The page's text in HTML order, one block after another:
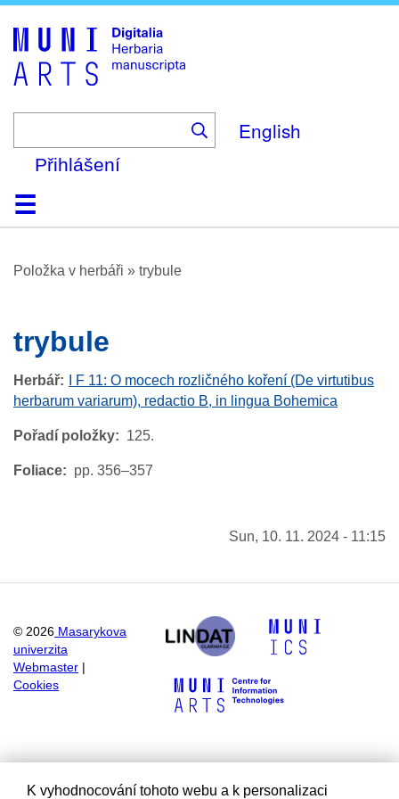
English
Přihlášení
DomůProhlížení
O platformě
Nápověda
KontaktDigitalia
Položka v herbáři » trybule
trybule
Herbář
I F 11: O mocech rozličného koření (De virtutibus
herbarum variarum), redactio B, in lingua Bohemica
Pořadí položky 125.
Foliace pp. 356–357
Sun, 10. 11. 2024 - 11:15
© 2026 Masarykova
univerzita
Webmaster
Cookies
K vyhodnocování tohoto webu a k personalizaci